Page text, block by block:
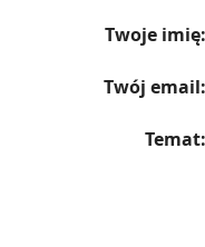
Twoje imię
Twój email
Temat